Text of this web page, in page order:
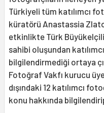
Türkiyeli tüm katılımcı
küratörü Anastassia
etkinlikte Türk
sahibi oluşundan
bilgilendirmediği ortaya
Fotoğraf Vakfı kurucu
dışındaki 12 katılımcı
konu hakkında